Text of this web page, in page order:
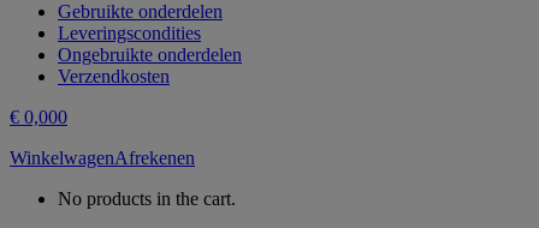
Gebruikte onderdelen
Leveringscondities
Ongebruikte onderdelen
Verzendkosten
€ 0,000
WinkelwagenAfrekenen
No products in the cart.